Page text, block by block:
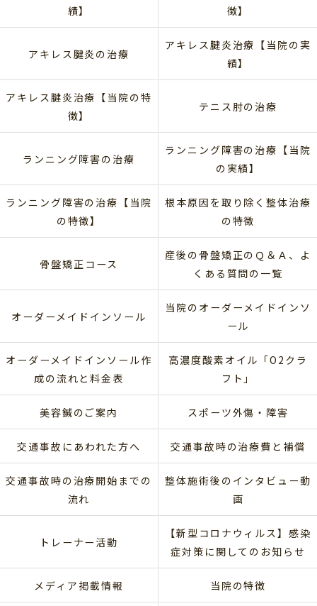
績】
徴】
アキレス腱炎の治療
アキレス腱炎治療【当院の実
績】
アキレス腱炎治療【当院の特
徴】
テニス肘の治療
ランニング障害の治療
ランニング障害の治療【当院
の実績】
ランニング障害の治療【当院
の特徴】
根本原因を取り除く整体治療
の特徴
骨盤矯正コース
産後の骨盤矯正のＱ＆Ａ、よ
くある質問の一覧
オーダーメイドインソール
当院のオーダーメイドインソ
ール
オーダーメイドインソール作
成の流れと料金表
高濃度酸素オイル「O2クラ
フト」
美容鍼のご案内 スポーツ外傷・障害
交通事故にあわれた方へ 交通事故時の治療費と補償
交通事故時の治療開始までの
流れ
整体施術後のインタビュー動
画
トレーナー活動
【新型コロナウィルス】感染
症対策に関してのお知らせ
メディア掲載情報 当院の特徴